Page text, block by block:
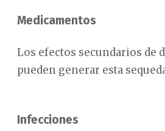
Medicamentos
Los efectos secundarios de
pueden generar esta
Infecciones